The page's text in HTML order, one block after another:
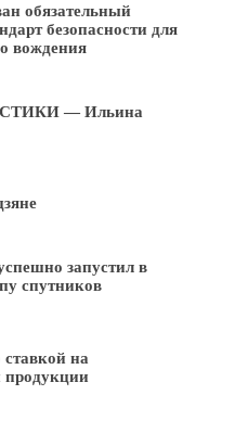
обязательный
безопасности для
вождения
— Ильина
запустил в
спутников
на
продукции